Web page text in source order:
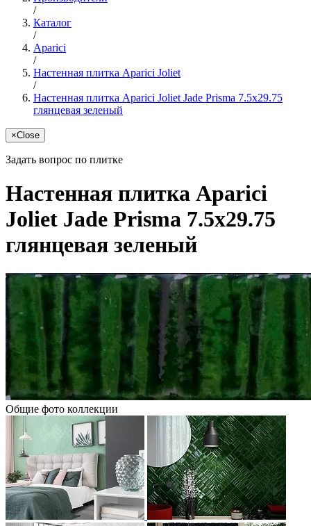
/
Каталог
/
Aparici
/
Настенная плитка Aparici Joliet
/
Настенная плитка Aparici Joliet Jade Prisma 7.5x29.75
глянцевая зеленый
×Close
Задать вопрос по плитке
Настенная плитка Aparici
Joliet Jade Prisma 7.5x29.75
глянцевая зеленый
Общие фото коллекции